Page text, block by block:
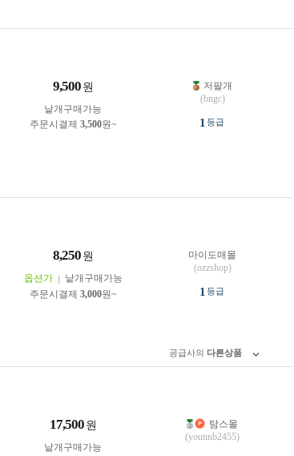
9,500 원
낱개구매가능
주문시결제 3,500원~
저팔개
(bngc)
1 등급
8,250 원
옵션가
낱개구매가능
주문시결제 3,000원~
마이도매몰
(ozzshop)
1 등급
공급사의 다른상품
17,500 원
낱개구매가능
탐스몰
(younnb2455)